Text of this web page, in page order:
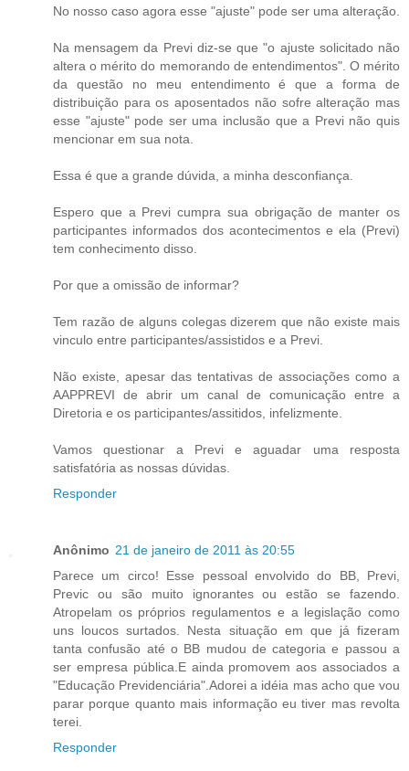
No nosso caso agora esse "ajuste" pode ser uma alteração.
Na mensagem da Previ diz-se que "o ajuste solicitado não
altera o mérito do memorando de entendimentos". O mérito
da questão no meu entendimento é que a forma de
distribuição para os aposentados não sofre alteração mas
esse "ajuste" pode ser uma inclusão que a Previ não quis
mencionar em sua nota.
Essa é que a grande dúvida, a minha desconfiança.
Espero que a Previ cumpra sua obrigação de manter os
participantes informados dos acontecimentos e ela (Previ)
tem conhecimento disso.
Por que a omissão de informar?
Tem razão de alguns colegas dizerem que não existe mais
vinculo entre participantes/assistidos e a Previ.
Não existe, apesar das tentativas de associações como a
AAPPREVI de abrir um canal de comunicação entre a
Diretoria e os participantes/assitidos, infelizmente.
Vamos questionar a Previ e aguadar uma resposta
satisfatória as nossas dúvidas.
Responder
Anônimo 21 de janeiro de 2011 às 20:55
Parece um circo! Esse pessoal envolvido do BB, Previ,
Previc ou são muito ignorantes ou estão se fazendo.
Atropelam os próprios regulamentos e a legislação como
uns loucos surtados. Nesta situação em que já fizeram
tanta confusão até o BB mudou de categoria e passou a
ser empresa pública.E ainda promovem aos associados a
"Educação Previdenciária".Adorei a idéia mas acho que vou
parar porque quanto mais informação eu tiver mas revolta
terei.
Responder